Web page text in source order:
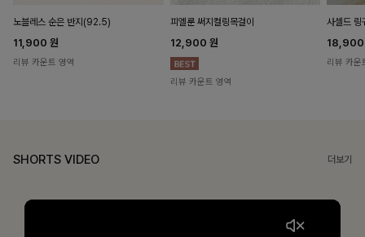
노블레스 순은 반지(92.5)
11,900 원
리뷰 카운트 영역
피엘룬 써지컬링목걸이
12,900 원
리뷰 카운트 영역
사셀드 링
리뷰 카운
SHORTS VIDEO 더보기